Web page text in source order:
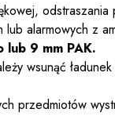
odstraszania
alarmowych z
lub 9 mm PAK.
wsunąć
przedmiotów